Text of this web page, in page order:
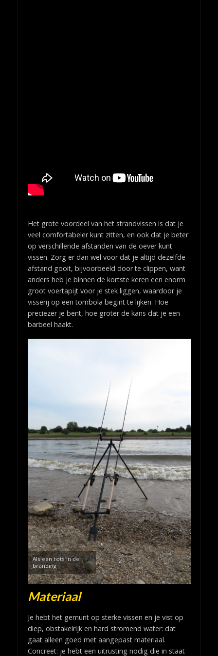
Het grote voordeel van het strandvissen is dat je
veel comfortabeler kunt zitten, en ook dat je beter
op verschillende afstanden van de oever kunt
vissen. Zorg er dan wel voor dat je altijd dezelfde
afstand gooit, bijvoorbeeld door te clippen, want
anders heb je binnen de kortste keren een enorm
groot voertapijt voor je stek liggen, waardoor je
visserij op een tombola begint te lijken. Hoe
preciezer je bent, hoe groter de kans dat je een
barbeel haakt.
Als een rots in de
branding
Materiaal
Je hebt het gemunt op sterke vissen en je vist op
diep, obstakelrijk en hard stromend water: dat
gaat alleen goed met aangepast materiaal.
Concreet: je hebt een uitrusting nodig die in staat